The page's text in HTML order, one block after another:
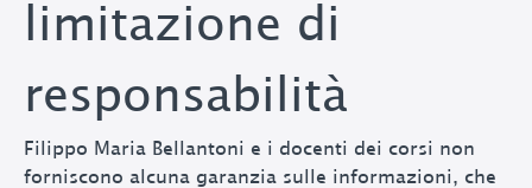
limitazione di
responsabilità
Filippo Maria Bellantoni e i docenti dei corsi non
forniscono alcuna garanzia sulle informazioni, che